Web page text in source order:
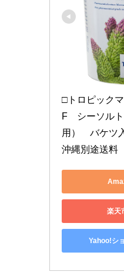
□トロピック
F　シーソル
用）　バケツ
沖縄別途送料
楽天
Yahoo!シ